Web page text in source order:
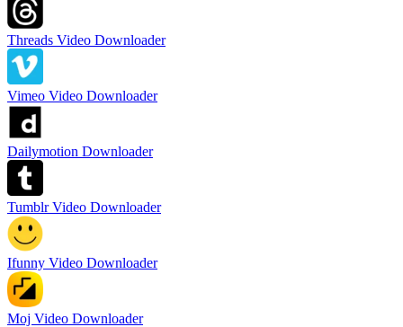
Threads Video Downloader
Vimeo Video Downloader
Dailymotion Downloader
Tumblr Video Downloader
Ifunny Video Downloader
Moj Video Downloader